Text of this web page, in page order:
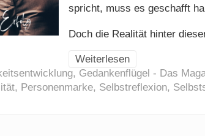
spricht, muss es geschafft
Doch die Realität hinter
Weiterlesen
, Gedankenflügel - Das
, Personenmarke, Selbstreflexion,